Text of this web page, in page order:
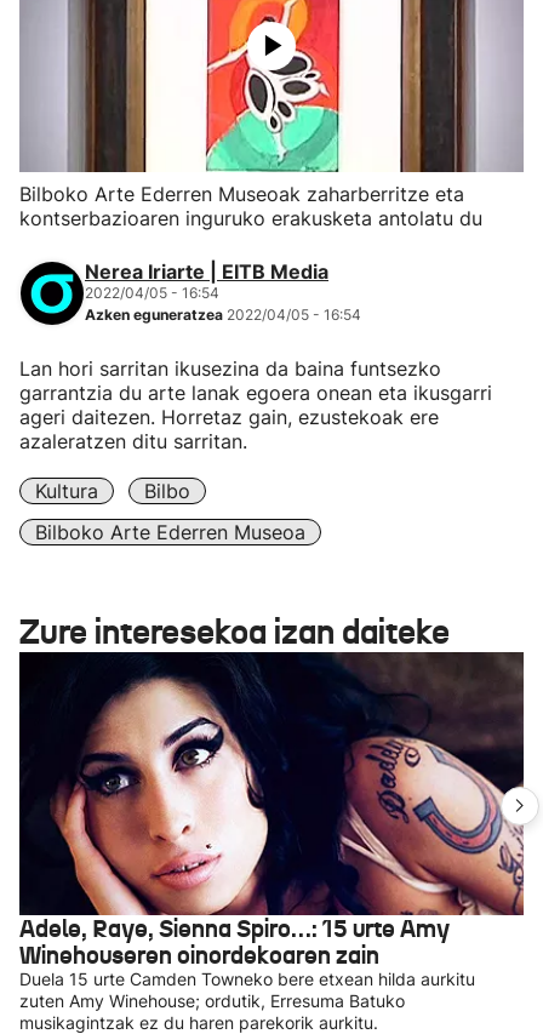
Bilboko Arte Ederren Museoak zaharberritze eta
kontserbazioaren inguruko erakusketa antolatu du
Nerea Iriarte | EITB Media
2022/04/05 - 16:54
Azken eguneratzea 2022/04/05 - 16:54
Lan hori sarritan ikusezina da baina funtsezko
garrantzia du arte lanak egoera onean eta ikusgarri
ageri daitezen. Horretaz gain, ezustekoak ere
azaleratzen ditu sarritan.
Kultura
Bilbo
Bilboko Arte Ederren Museoa
Zure interesekoa izan daiteke
Adele, Raye, Sienna Spiro…: 15 urte Amy
Winehouseren oinordekoaren zain
Duela 15 urte Camden Towneko bere etxean hilda aurkitu
zuten Amy Winehouse; ordutik, Erresuma Batuko
musikagintzak ez du haren parekorik aurkitu.